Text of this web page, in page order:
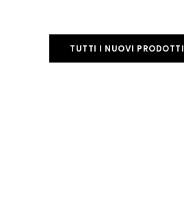
TUTTI I NUOVI PRODOTTI